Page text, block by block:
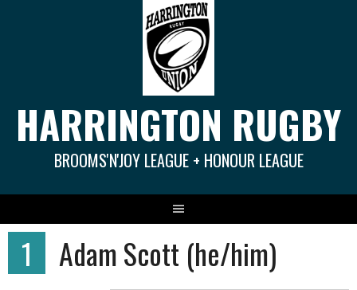
HARRINGTON RUGBY
BROOMS'N'JOY LEAGUE + HONOUR LEAGUE
1 Adam Scott (he/him)